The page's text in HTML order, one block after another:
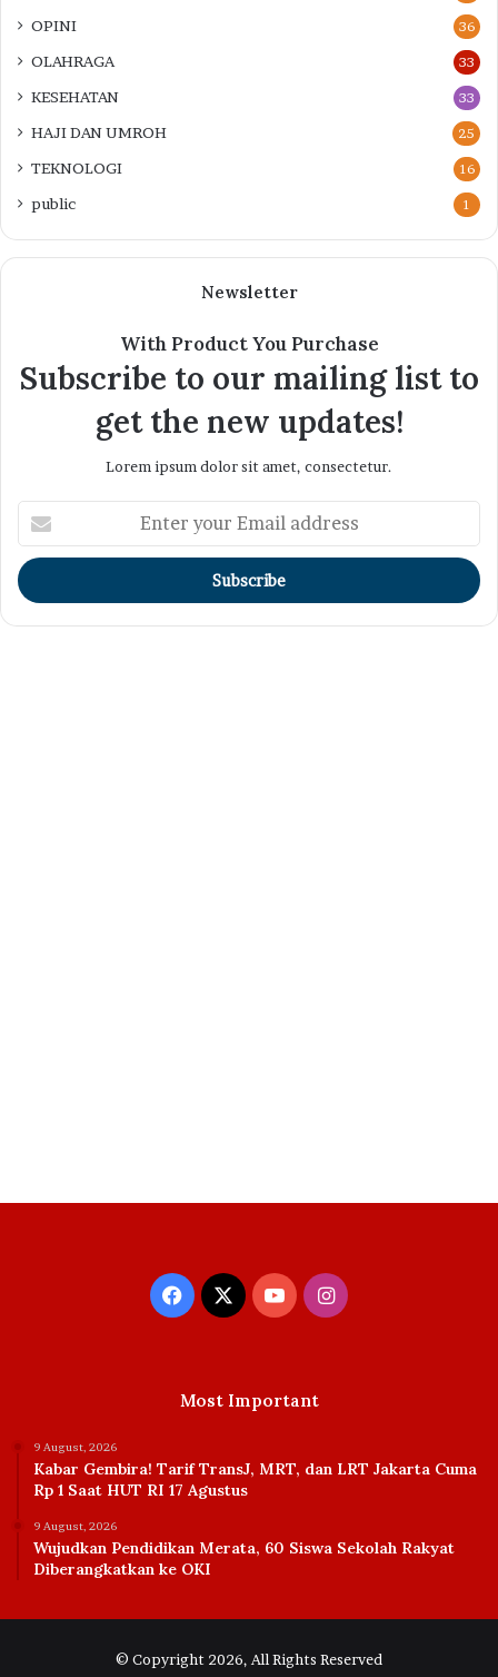
OPINI 36
OLAHRAGA 33
KESEHATAN 33
HAJI DAN UMROH 25
TEKNOLOGI 16
public 1
Newsletter
With Product You Purchase
Subscribe to our mailing list to
get the new updates!
Lorem ipsum dolor sit amet, consectetur.
your
Email
address
Facebook
X YouTubeInstagram
Most Important
9 August, 2026
Kabar Gembira! Tarif TransJ, MRT, dan LRT Jakarta Cuma
Rp 1 Saat HUT RI 17 Agustus
9 August, 2026
Wujudkan Pendidikan Merata, 60 Siswa Sekolah Rakyat
Diberangkatkan ke OKI
© Copyright 2026, All Rights Reserved